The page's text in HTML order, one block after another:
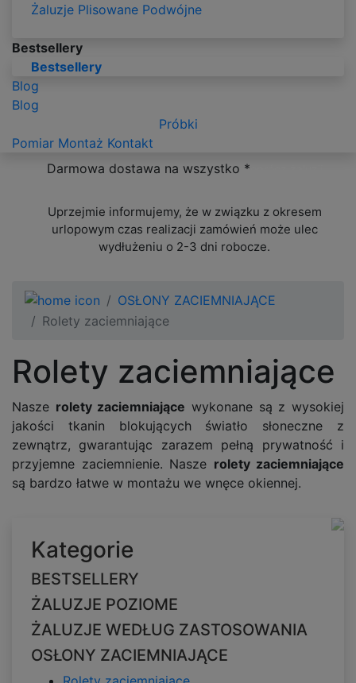
Żaluzje Plisowane Podwójne
Bestsellery
Bestsellery
Blog
Blog
Próbki
Pomiar Montaż Kontakt
Darmowa dostawa na wszystko *
Uprzejmie informujemy, że w związku z okresem
urlopowym czas realizacji zamówień może ulec
wydłużeniu o 2-3 dni robocze.
OSŁONY ZACIEMNIAJĄCE
Rolety zaciemniające
Rolety zaciemniające
Nasze rolety zaciemniające wykonane są z wysokiej
jakości tkanin blokujących światło słoneczne z
zewnątrz, gwarantując zarazem pełną prywatność i
przyjemne zaciemnienie. Nasze rolety zaciemniające
są bardzo łatwe w montażu we wnęce okiennej.
Kategorie
BESTSELLERY
ŻALUZJE POZIOME
ŻALUZJE WEDŁUG ZASTOSOWANIA
OSŁONY ZACIEMNIAJĄCE